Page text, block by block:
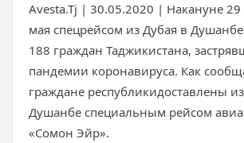
Avesta.Tj | 30.05.2020 | Накануне 29
мая спецрейсом из Дубая в
188 граждан Таджикистана,
пандемии коронавируса. Как
граждане республикидоставлены
Душанбе специальным рейсом
«Сомон Эйр».